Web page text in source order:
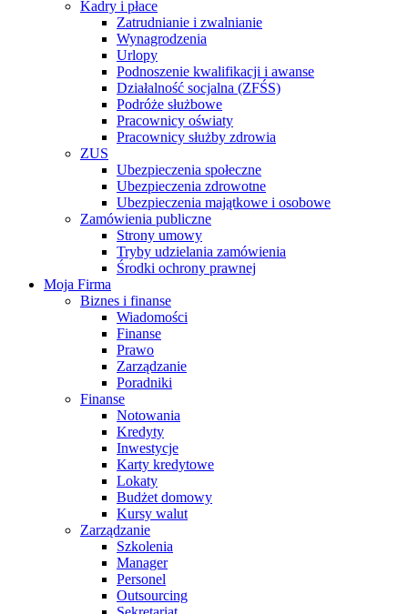
Kadry i płace
Zatrudnianie i zwalnianie
Wynagrodzenia
Urlopy
Podnoszenie kwalifikacji i awanse
Działalność socjalna (ZFŚS)
Podróże służbowe
Pracownicy oświaty
Pracownicy służby zdrowia
ZUS
Ubezpieczenia społeczne
Ubezpieczenia zdrowotne
Ubezpieczenia majątkowe i osobowe
Zamówienia publiczne
Strony umowy
Tryby udzielania zamówienia
Środki ochrony prawnej
Moja Firma
Biznes i finanse
Wiadomości
Finanse
Prawo
Zarządzanie
Poradniki
Finanse
Notowania
Kredyty
Inwestycje
Karty kredytowe
Lokaty
Budżet domowy
Kursy walut
Zarządzanie
Szkolenia
Manager
Personel
Outsourcing